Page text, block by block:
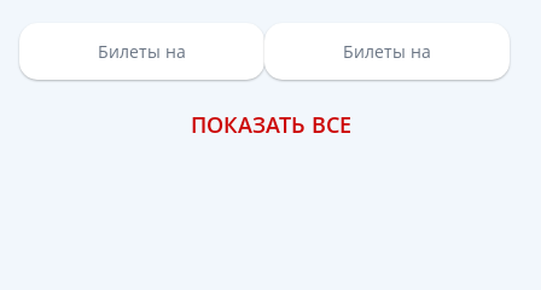
Билеты на Билеты на
ПОКАЗАТЬ ВСЕ